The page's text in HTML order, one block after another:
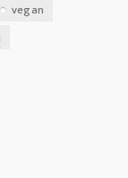
vegan